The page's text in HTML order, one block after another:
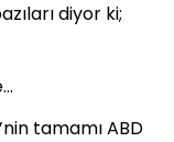
diyor ki;
tamamı ABD